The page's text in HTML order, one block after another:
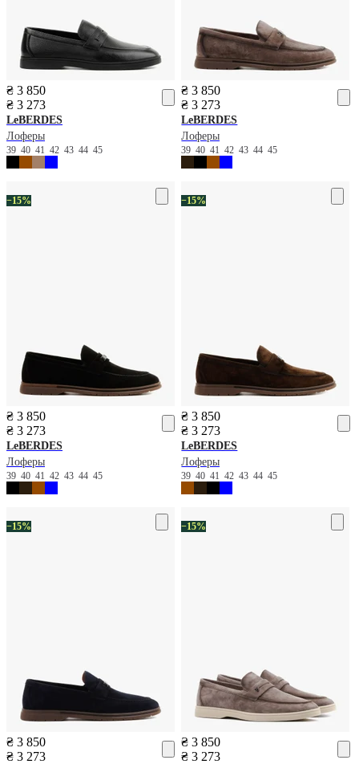
₴ 3 850
₴ 3 273
LeBERDES
Лоферы
39 40 41 42 43 44 45
₴ 3 850
₴ 3 273
LeBERDES
Лоферы
39404142434445
−15%
₴ 3 850
₴ 3 273
LeBERDES
Лоферы
39 40 41 42 43 44 45
−15%
₴ 3 850
₴ 3 273
LeBERDES
Лоферы
39404142434445
−15%
₴ 3 850
₴ 3 273
−15%
₴ 3 850
₴ 3 273